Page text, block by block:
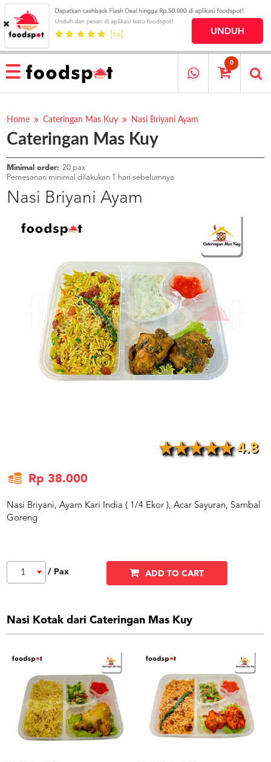
HOME
MENU
RESTAURANT
PESAN
OUR
COMPANY
KATA
MEREKA
KATALOG
PROGRAM
CONDITIONS
0
Home Cateringan Mas Kuy Nasi Briyani Ayam
Cateringan Mas Kuy
Minimal order: 20 pax
Pemesanan minimal dilakukan 1 hari sebelumnya
Nasi Briyani Ayam
4.8
Rp 38.000
Nasi Briyani, Ayam Kari India ( 1/4 Ekor ), Acar Sayuran, Sambal
Goreng
1 / Pax ADD TO CART
Nasi Kotak dari Cateringan Mas Kuy